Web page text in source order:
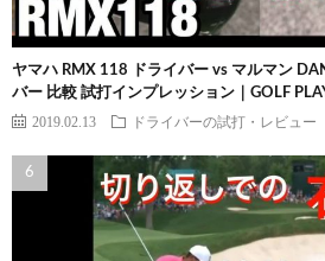
ヤマハ RMX 118 ドライバー vs マルマン
バー 比較 試打インプレッション｜GOLF
2019.02.13 ドライバーの試打・レビュー